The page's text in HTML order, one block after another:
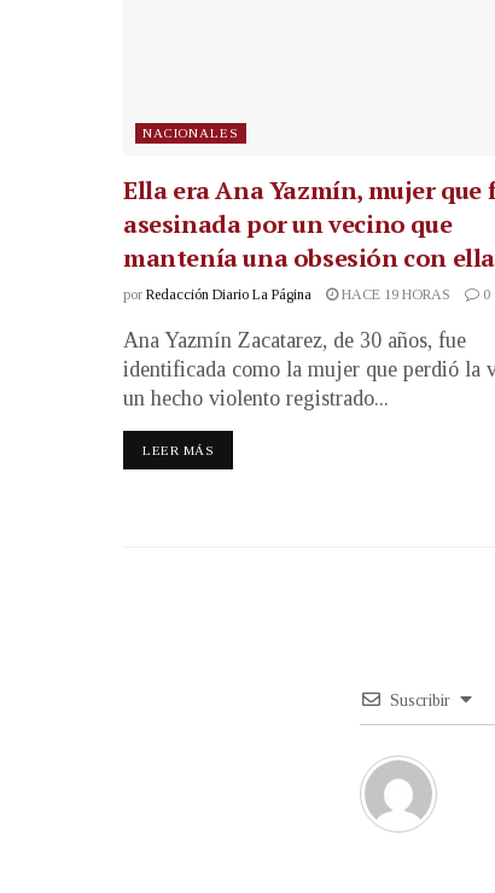
NACIONALES
Ella era Ana Yazmín, mujer que
asesinada por un vecino que
mantenía una obsesión con ella
por Redacción Diario La Página HACE 19 HORAS 0
Ana Yazmín Zacatarez, de 30 años, fue
identificada como la mujer que perdió la
un hecho violento registrado...
LEER MÁS
Suscribir